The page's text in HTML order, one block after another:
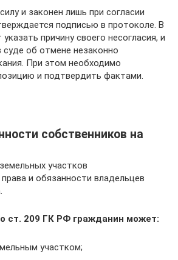
и законен лишь при согласии
подписью в протоколе. В
причину своего несогласия, и
суде об отмене незаконно
При этом необходимо
и подтвердить фактами.
собственников на
участков
и обязанности владельцев
ст. 209 ГК РФ гражданин может:
участком;